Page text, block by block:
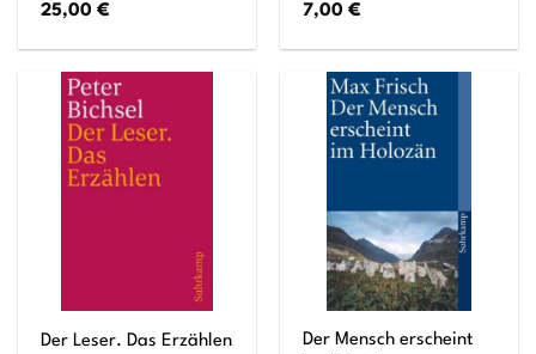
25,00€ 7,00€
Der Leser. Das Erzählen
Der Mensch erscheint